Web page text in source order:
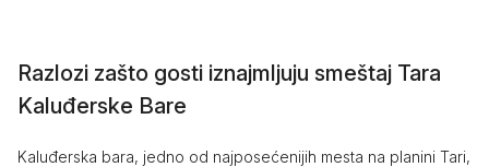
Razlozi zašto gosti iznajmljuju smeštaj Tara
Kaluđerske Bare
Kaluđerska bara, jedno od najposećenijih mesta na planini Tari,